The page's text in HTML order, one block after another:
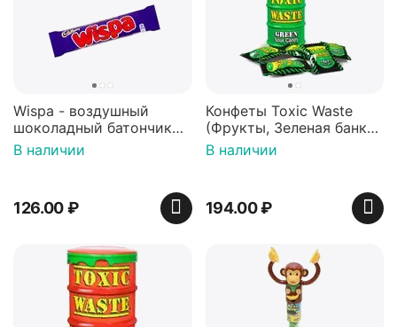
Wispa - воздушный
шоколадный батончик
36 гр
В наличии
126.00₽
Конфеты Toxic Waste
(Фрукты, Зеленая банка,
42 гр).
В наличии
194.00₽